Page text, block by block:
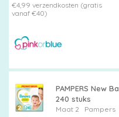
€4,99 verzendkosten (gratis
vanaf €40)
PAMPERS New
240 stuks
Maat 2 Pampers